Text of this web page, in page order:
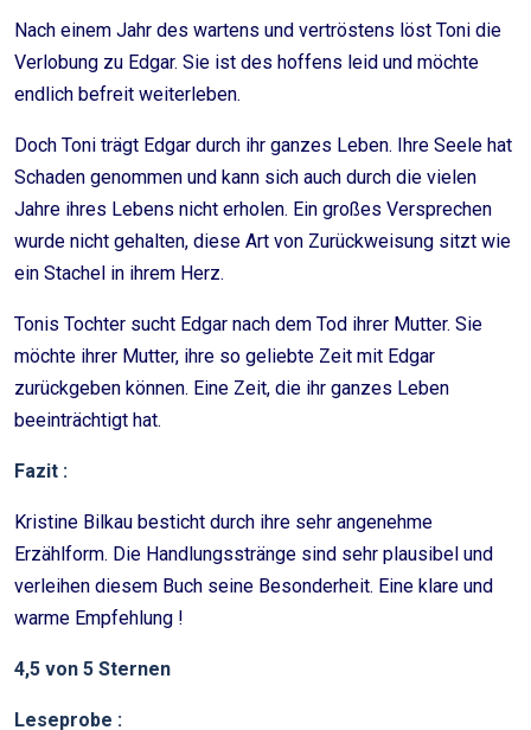
Nach einem Jahr des wartens und vertröstens löst Toni die
Verlobung zu Edgar. Sie ist des hoffens leid und möchte
endlich befreit weiterleben.
Doch Toni trägt Edgar durch ihr ganzes Leben. Ihre Seele hat
Schaden genommen und kann sich auch durch die vielen
Jahre ihres Lebens nicht erholen. Ein großes Versprechen
wurde nicht gehalten, diese Art von Zurückweisung sitzt wie
ein Stachel in ihrem Herz.
Tonis Tochter sucht Edgar nach dem Tod ihrer Mutter. Sie
möchte ihrer Mutter, ihre so geliebte Zeit mit Edgar
zurückgeben können. Eine Zeit, die ihr ganzes Leben
beeinträchtigt hat.
Fazit :
Kristine Bilkau besticht durch ihre sehr angenehme
Erzählform. Die Handlungsstränge sind sehr plausibel und
verleihen diesem Buch seine Besonderheit. Eine klare und
warme Empfehlung !
4,5 von 5 Sternen
Leseprobe :